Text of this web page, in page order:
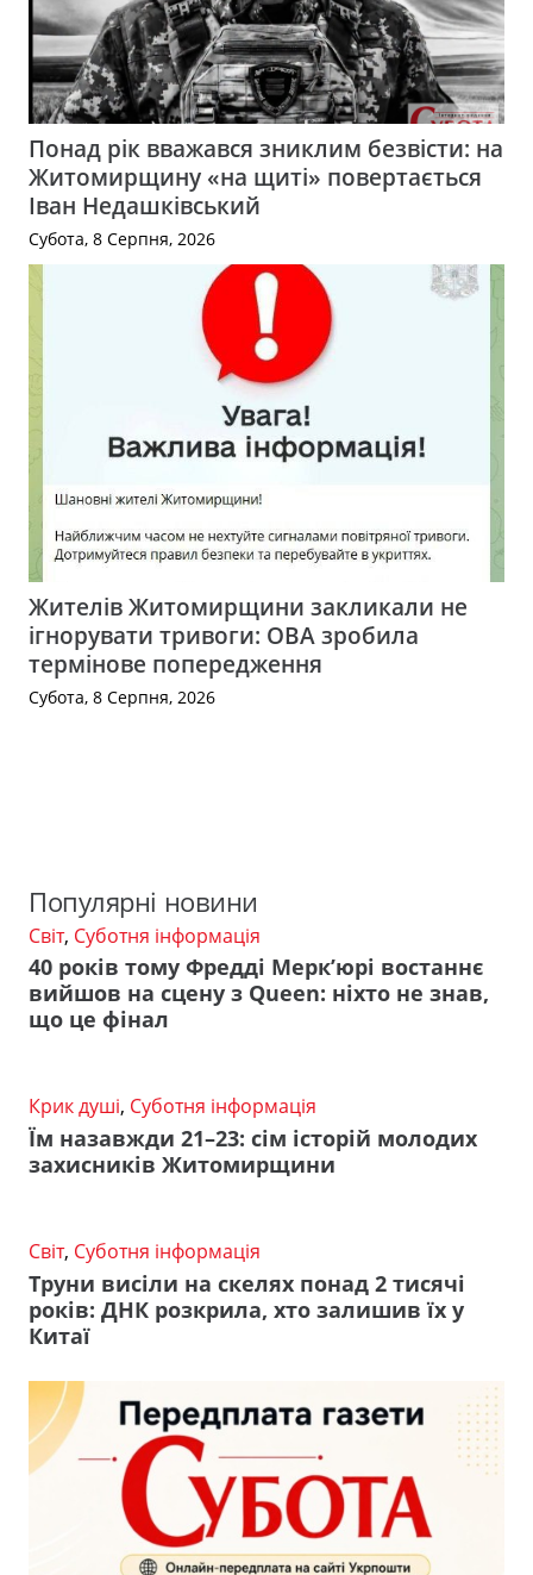
Понад рік вважався зниклим безвісти: на
Житомирщину «на щиті» повертається
Іван Недашківський
Субота, 8 Серпня, 2026
Жителів Житомирщини закликали не
ігнорувати тривоги: ОВА зробила
термінове попередження
Субота, 8 Серпня, 2026
Популярні новини
Світ, Суботня інформація
40 років тому Фредді Мерк’юрі востаннє
вийшов на сцену з Queen: ніхто не знав,
що це фінал
Крик душі, Суботня інформація
Їм назавжди 21–23: сім історій молодих
захисників Житомирщини
Світ, Суботня інформація
Труни висіли на скелях понад 2 тисячі
років: ДНК розкрила, хто залишив їх у
Китаї